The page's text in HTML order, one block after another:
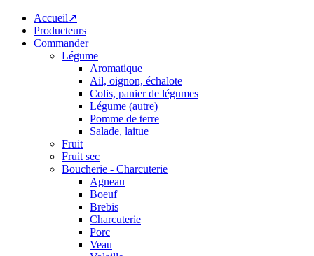
Accueil↗
Producteurs
Commander
Légume
Aromatique
Ail, oignon, échalote
Colis, panier de légumes
Légume (autre)
Pomme de terre
Salade, laitue
Fruit
Fruit sec
Boucherie - Charcuterie
Agneau
Boeuf
Brebis
Charcuterie
Porc
Veau